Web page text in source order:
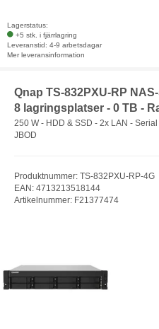
Lagerstatus:
+5 stk. i fjärrlagring
Leveranstid: 4-9 arbetsdagar
Mer leveransinformation
Qnap TS-832PXU-RP
8 lagringsplatser - 0 TB -
250 W - HDD & SSD - 2x LAN - Serial
JBOD
Produktnummer: TS-832PXU-RP-4G
EAN: 4713213518144
Artikelnummer: F21377474